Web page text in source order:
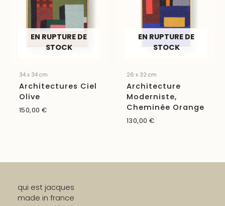
EN RUPTURE DE
STOCK
34 x 34 cm
Architectures Ciel
Olive
150,00 €
EN RUPTURE DE
STOCK
26 x 32 cm
Architecture
Moderniste,
Cheminée Orange
130,00 €
qui est jacques
made in france